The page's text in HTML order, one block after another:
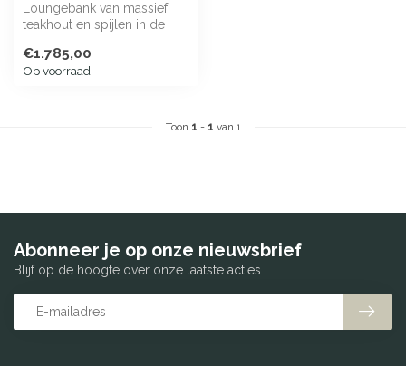
Loungebank van massief
teakhout en spijlen in de
kenmerken...
€1.785,00
Op voorraad
Toon 1 - 1 van 1
Abonneer je op onze nieuwsbrief
Blijf op de hoogte over onze laatste acties